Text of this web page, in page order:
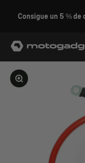
Consigue un 5 %
motogadget GmbH
Ampliar la imagen